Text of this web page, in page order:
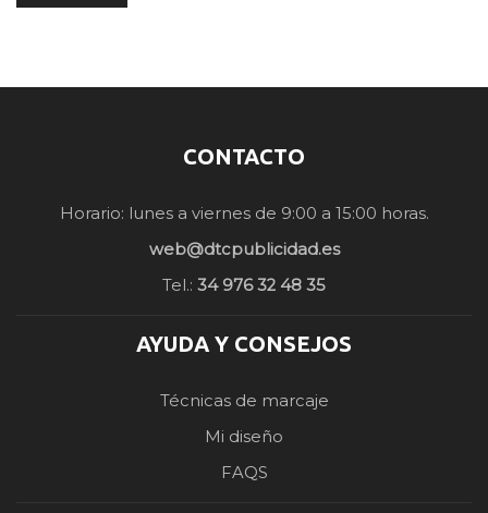
CONTACTO
Horario: lunes a viernes de 9:00 a 15:00 horas.
web@dtcpublicidad.es
Tel.: 34 976 32 48 35
AYUDA Y CONSEJOS
Técnicas de marcaje
Mi diseño
FAQS